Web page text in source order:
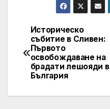
Post
navigation
Историческо
събитие в Сливен:
Първото
освобождаване на
брадати лешояди в
България